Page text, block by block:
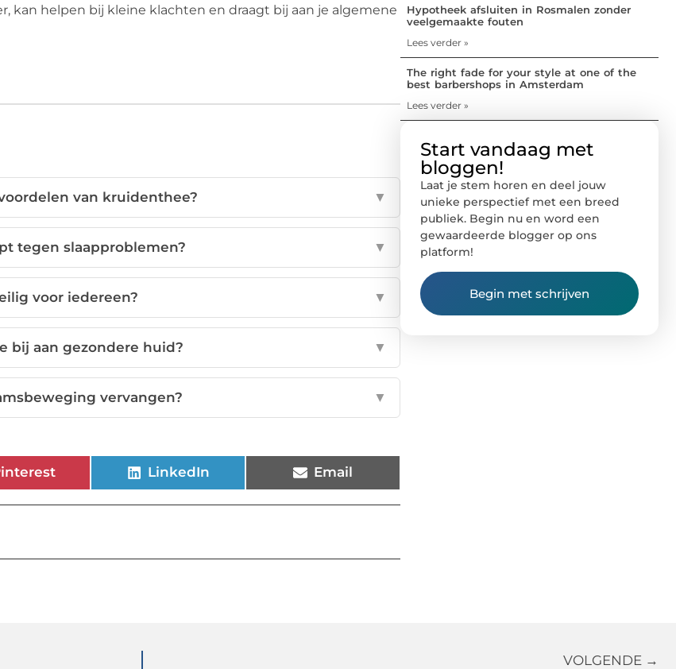
helpen bij kleine klachten en draagt bij aan je algemene
van kruidenthee? ▼
tegen slaapproblemen? ▼
voor iedereen? ▼
bij aan gezondere huid? ▼
vervangen? ▼
LinkedIn Email
Hypotheek afsluiten in Rosmalen zonder
veelgemaakte fouten
Lees verder »
The right fade for your style at one of the
best barbershops in Amsterdam
Lees verder »
Start vandaag met
bloggen!
Laat je stem horen en deel jouw
unieke perspectief met een breed
publiek. Begin nu en word een
gewaardeerde blogger op ons
platform!
Begin met schrijven
VOLGENDE →